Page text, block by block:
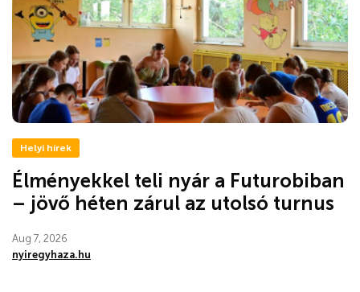
Helyi hírek
Élményekkel teli nyár a Futurobiban
– jövő héten zárul az utolsó turnus
Aug 7, 2026
nyiregyhaza.hu